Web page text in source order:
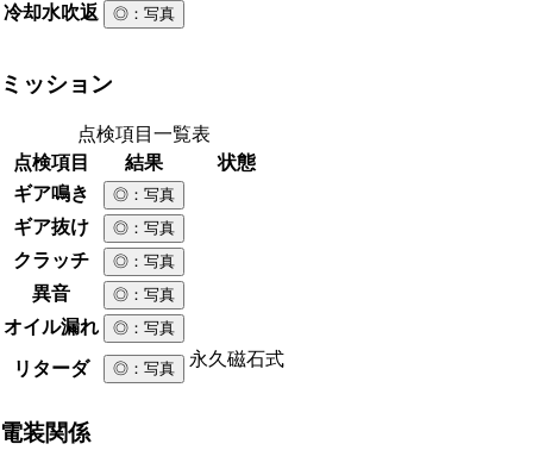
冷却水吹返 ◎ ：写真
ミッション
点検項目一覧表
点検項目
結果
状態
ギア鳴き
◎ ：写真
ギア抜け ◎ ：写真
クラッチ ◎ ：写真
異音 ◎ ：写真
オイル漏れ ◎ ：写真
リターダ ◎ ：写真 永久磁石式
電装関係